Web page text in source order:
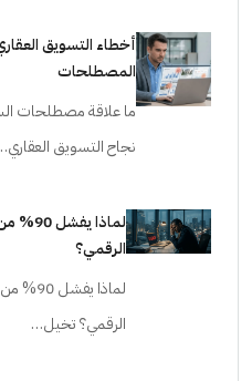
أخطاء التسويق
المصطلحات
ما علاقة مصطلحات
نجاح التسويق العقاري…
الرقمي؟
الرقمي؟ تخيل…